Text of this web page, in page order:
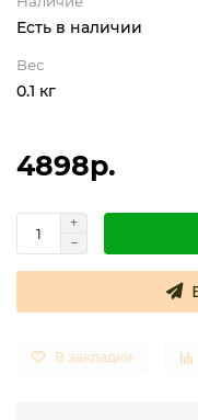
Термостаты
Термостаты накладные
Есть в наличии
Вес
0.1 кг
4898р.
В закладки